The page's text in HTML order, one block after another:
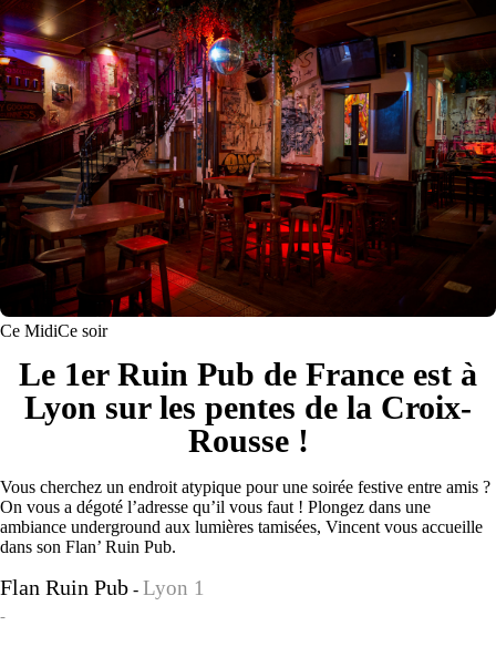
Ce MidiCe soir
Le 1er Ruin Pub de France est à
Lyon sur les pentes de la Croix-
Rousse !
Vous cherchez un endroit atypique pour une soirée festive entre amis ?
On vous a dégoté l’adresse qu’il vous faut ! Plongez dans une
ambiance underground aux lumières tamisées, Vincent vous accueille
dans son Flan’ Ruin Pub.
Flan Ruin Pub - Lyon 1
-